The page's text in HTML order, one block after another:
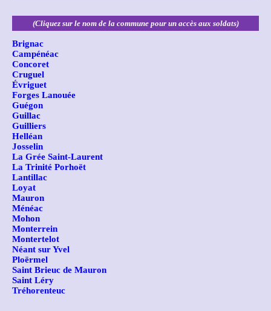
(Cliquez sur le nom de la commune pour un accès aux soldats)
Brignac
Campénéac
Concoret
Cruguel
Évriguet
Forges Lanouée
Guégon
Guillac
Guilliers
Helléan
Josselin
La Grée Saint-Laurent
La Trinité Porhoët
Lantillac
Loyat
Mauron
Ménéac
Mohon
Monterrein
Montertelot
Néant sur Yvel
Ploërmel
Saint Brieuc de Mauron
Saint Léry
Tréhorenteuc